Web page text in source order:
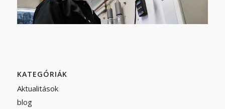
KATEGÓRIÁK
Aktualitások
blog